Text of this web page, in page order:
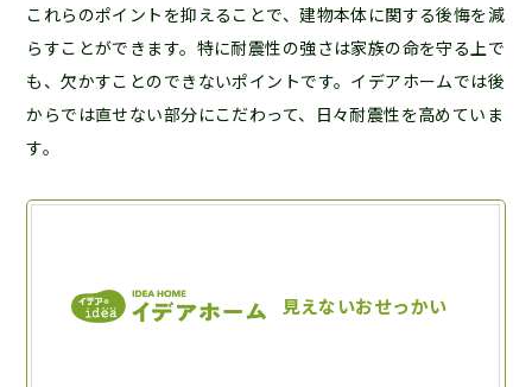
これらのポイントを抑えることで、建物本体に関する後悔を減
らすことができます。特に耐震性の強さは家族の命を守る上で
も、欠かすことのできないポイントです。イデアホームでは後
からでは直せない部分にこだわって、日々耐震性を高めていま
す。